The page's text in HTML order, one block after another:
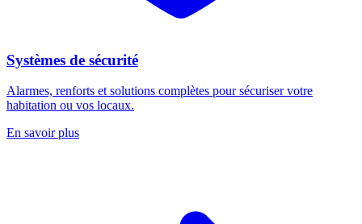
Systèmes de sécurité
Alarmes, renforts et solutions complètes pour sécuriser votre
habitation ou vos locaux.
En savoir plus